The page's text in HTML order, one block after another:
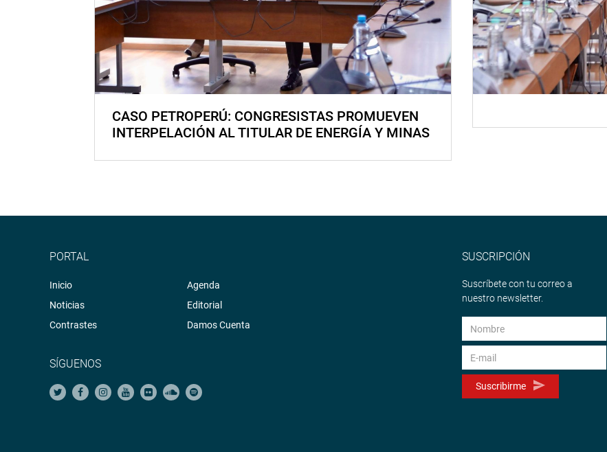
CASO PETROPERÚ: CONGRESISTAS PROMUEVEN
INTERPELACIÓN AL TITULAR DE ENERGÍA Y MINAS
PORTAL
Inicio
Noticias
Contrastes
Agenda
Editorial
Damos Cuenta
SÍGUENOS
SUSCRIPCIÓN
Suscríbete con tu correo a
nuestro newsletter.
Suscribirme